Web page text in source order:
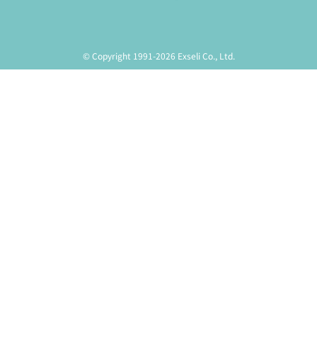
© Copyright 1991-2026 Exseli Co., Ltd.